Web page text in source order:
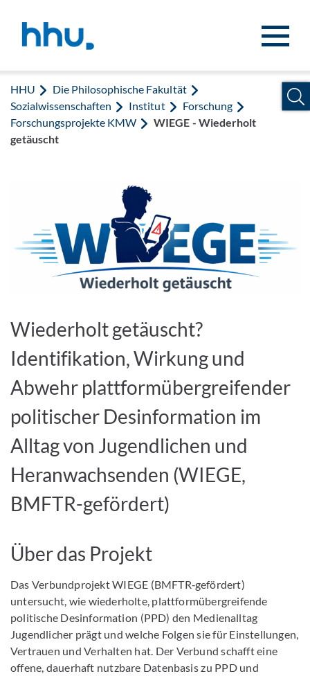
HHU
Die Philosophische Fakultät
Sozialwissenschaften
Institut
Forschung
Forschungsprojekte KMW
WIEGE - Wiederholt
getäuscht
Wiederholt getäuscht?
Identifikation, Wirkung und
Abwehr plattformübergreifender
politischer Desinformation im
Alltag von Jugendlichen und
Heranwachsenden (WIEGE,
BMFTR-gefördert)
Über das Projekt
Das Verbundprojekt WIEGE (BMFTR‑gefördert)
untersucht, wie wiederholte, plattformübergreifende
politische Desinformation (PPD) den Medienalltag
Jugendlicher prägt und welche Folgen sie für Einstellungen,
Vertrauen und Verhalten hat. Der Verbund schafft eine
offene, dauerhaft nutzbare Datenbasis zu PPD und